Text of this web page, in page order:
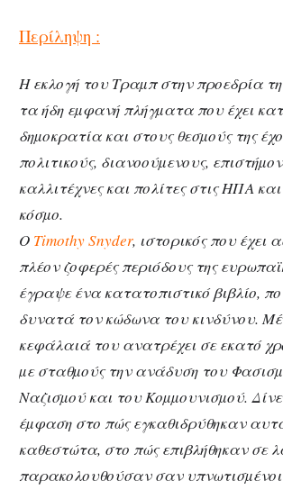
Περίληψη :
H εκλογή του Τραµπ στην προεδρία
τα ήδη εµφανή πλήγµατα που έχει
δηµοκρατία και στους θεσµούς της
πολιτικούς, διανοούµενους,
καλλιτέχνες και πολίτες στις ΗΠΑ
κόσµο.
O Timothy Snyder, ιστορικός που έχει
πλέον ζοφερές περιόδους της
έγραψε ένα κατατοπιστικό βιβλίο,
δυνατά τον κώδωνα του κινδύνου.
κεφάλαιά του ανατρέχει σε εκατό
µε σταθµούς την ανάδυση του
Ναζισµού και του Κοµµουνισµού.
έµφαση στο πώς εγκαθιδρύθηκαν
καθεστώτα, στο πώς επιβλήθηκαν σε
παρακολουθούσαν σαν